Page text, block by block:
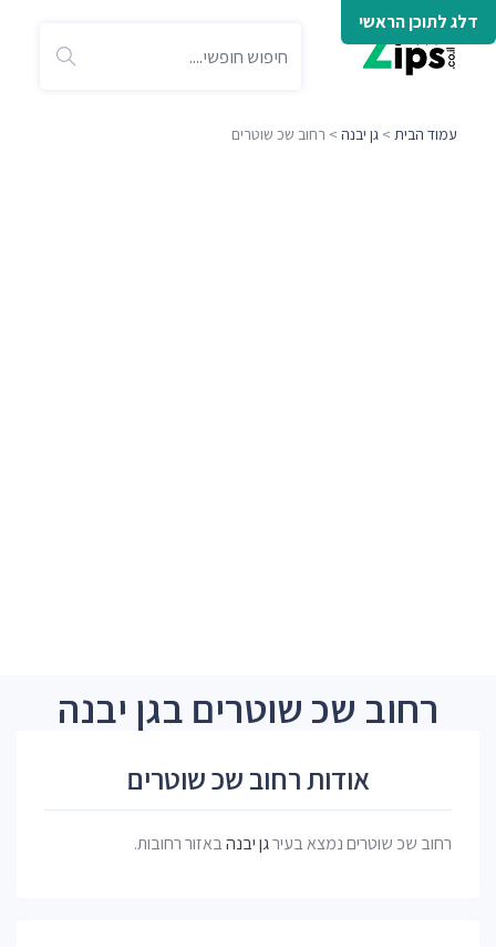
דלג לתוכן הראשי
עמוד הבית > גן יבנה > רחוב שכ שוטרים
רחוב שכ שוטרים בגן יבנה
אודות רחוב שכ שוטרים
רחוב שכ שוטרים נמצא בעירגן יבנהבאזור רחובות.